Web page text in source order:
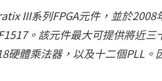
III系列FPGA元件，並於
。該元件最大可提供將近
硬體乘法器，以及十二個PLL。